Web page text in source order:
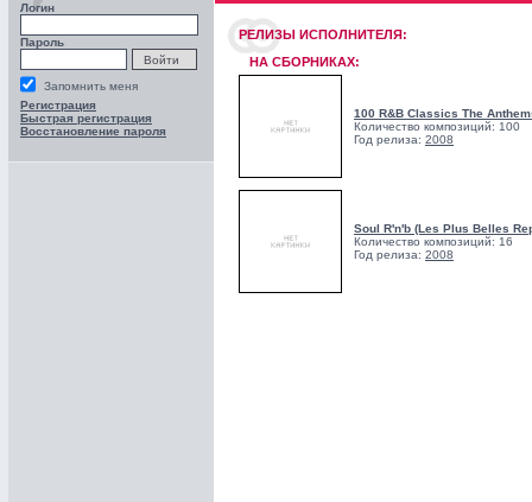
Логин
Пароль
Запомнить меня
Регистрация
Быстрая регистрация
Восстановление пароля
РЕЛИЗЫ ИCПОЛНИТЕЛЯ:
НА СБОРНИКАХ:
100 R&B Classics The
Количество композиций: 100
Год релиза: 2008
Soul R'n'b (Les Plus Belles
Количество композиций: 16
Год релиза: 2008